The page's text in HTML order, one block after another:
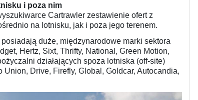
i poza nim
Cartrawler zestawienie ofert z
na lotnisku, jak i poza jego terenem.
duże, międzynarodowe marki sektora
Hertz, Sixt, Thrifty, National, Green Motion,
działających spoza lotniska (off-site)
Drive, Firefly, Global, Goldcar, Autocandia,